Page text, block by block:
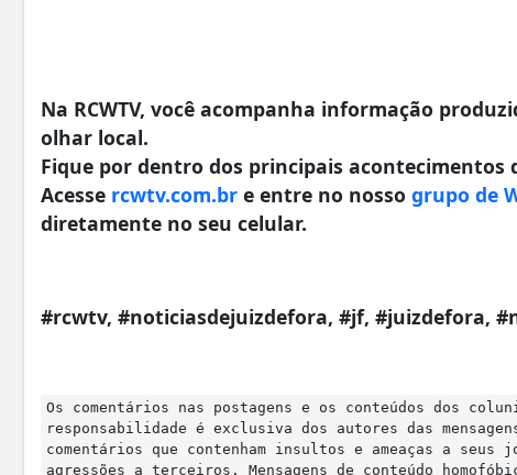
Na RCWTV, você acompanha informação
olhar local.
Fique por dentro dos principais acontecimentos
Acesse rcwtv.com.br e entre no nosso grupo de
diretamente no seu celular.
#rcwtv, #noticiasdejuizdefora, #jf, #juizdefora,
Os comentários nas postagens e os conteúdos dos
responsabilidade é exclusiva dos autores das
comentários que contenham insultos e ameaças a
agressões a terceiros. Mensagens de conteúdo